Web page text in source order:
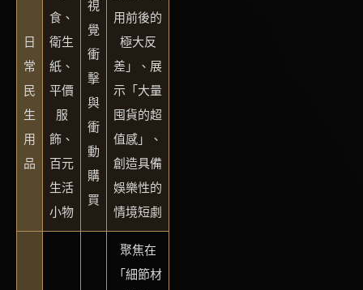
日
常
民
生
用
品
食、
衛生
紙、
平價
服
飾、
百元
生活
小物
視
覺
衝
擊
與
衝
動
購
買
用前後的
極大反
差」、展
示「大量
囤貨的超
值感」、
創造具備
娛樂性的
情境短劇
聚焦在
「細節材